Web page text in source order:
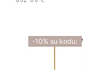
-10% su kodu: